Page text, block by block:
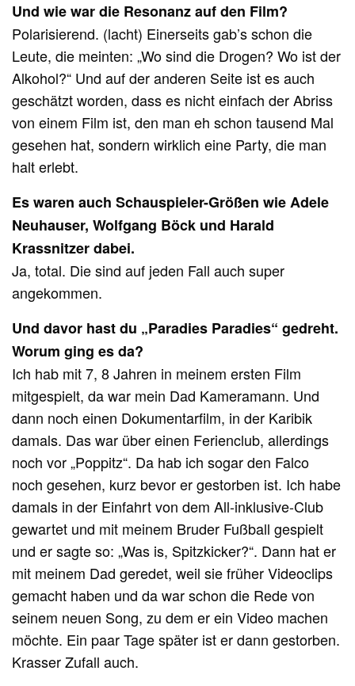
Und wie war die Resonanz auf den Film?
Polarisierend. (lacht) Einerseits gab’s schon die
Leute, die meinten: „Wo sind die Drogen? Wo ist der
Alkohol?“ Und auf der anderen Seite ist es auch
geschätzt worden, dass es nicht einfach der Abriss
von einem Film ist, den man eh schon tausend Mal
gesehen hat, sondern wirklich eine Party, die man
halt erlebt.
Es waren auch Schauspieler-Größen wie Adele
Neuhauser, Wolfgang Böck und Harald
Krassnitzer dabei.
Ja, total. Die sind auf jeden Fall auch super
angekommen.
Und davor hast du „Paradies Paradies“ gedreht.
Worum ging es da?
Ich hab mit 7, 8 Jahren in meinem ersten Film
mitgespielt, da war mein Dad Kameramann. Und
dann noch einen Dokumentarfilm, in der Karibik
damals. Das war über einen Ferienclub, allerdings
noch vor „Poppitz“. Da hab ich sogar den Falco
noch gesehen, kurz bevor er gestorben ist. Ich habe
damals in der Einfahrt von dem All-inklusive-Club
gewartet und mit meinem Bruder Fußball gespielt
und er sagte so: „Was is, Spitzkicker?“. Dann hat er
mit meinem Dad geredet, weil sie früher Videoclips
gemacht haben und da war schon die Rede von
seinem neuen Song, zu dem er ein Video machen
möchte. Ein paar Tage später ist er dann gestorben.
Krasser Zufall auch.